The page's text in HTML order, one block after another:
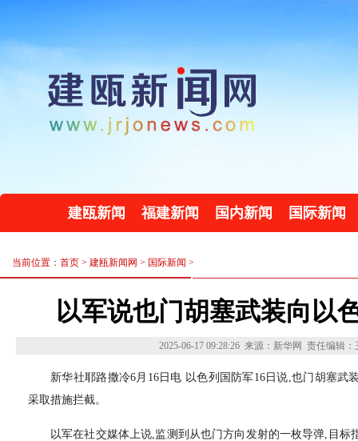
建瓯新闻 福建新闻 国内新闻 国际新闻
当前位置：首页 > 建瓯新闻网 > 国际新闻 >
以军说也门胡塞武装向以
2025-06-17 09:28:26 来源：新华网 责任编辑：
新华社耶路撒冷6月16日电 以色列国防军16日说,也门胡塞武
采取措施拦截。
以军在社交媒体上说,监测到从也门方向发射的一枚导弹,目标